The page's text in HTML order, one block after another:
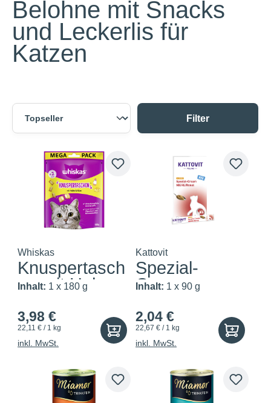
Belohne mit Snacks
und Leckerlis für
Katzen
Filter
Whiskas
Knuspertasch
en mit Huhn
Inhalt: 1 x 180 g
3,98 €
22,11 € / 1 kg
inkl. MwSt.
Kattovit
Spezial-
Creme
m...
Inhalt: 1 x 90 g
2,04 €
22,67 € / 1 kg
inkl. MwSt.